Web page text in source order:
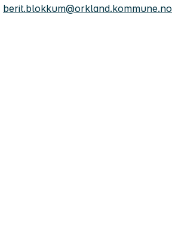
berit.blokkum@orkland.kommune.no